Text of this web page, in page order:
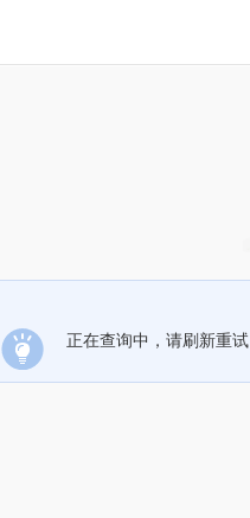
正在查询中，请刷新重试